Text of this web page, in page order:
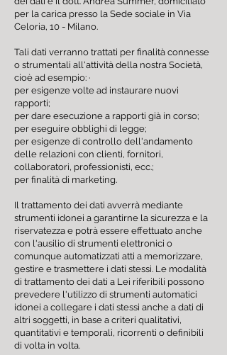
per la carica presso la Sede sociale in Via
Celoria, 10 - Milano.
Tali dati verranno trattati per finalità connesse
o strumentali all'attività della nostra Società,
cioè ad esempio: ·
per esigenze volte ad instaurare nuovi
rapporti;
per dare esecuzione a rapporti già in corso;
per eseguire obblighi di legge;
per esigenze di controllo dell'andamento
delle relazioni con clienti, fornitori,
collaboratori, professionisti, ecc.;
per finalità di marketing.
Il trattamento dei dati avverrà mediante
strumenti idonei a garantirne la sicurezza e la
riservatezza e potrà essere effettuato anche
con l'ausilio di strumenti elettronici o
comunque automatizzati atti a memorizzare,
gestire e trasmettere i dati stessi. Le modalità
di trattamento dei dati a Lei riferibili possono
prevedere l'utilizzo di strumenti automatici
idonei a collegare i dati stessi anche a dati di
altri soggetti, in base a criteri qualitativi,
quantitativi e temporali, ricorrenti o definibili
di volta in volta.